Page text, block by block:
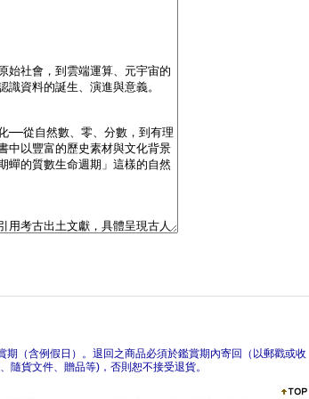
（含例假日）。退回之商品必須於鑑賞期內寄回（以郵戳或收
貨文件、贈品等)，否則恕不接受退貨。